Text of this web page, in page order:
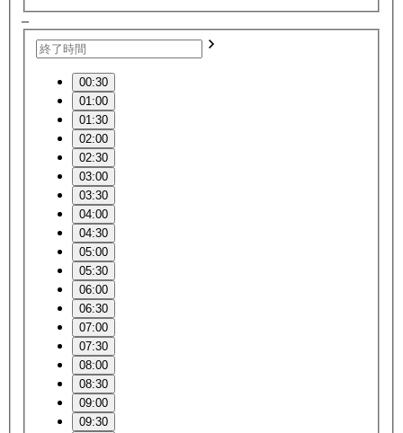
–
00:30
01:00
01:30
02:00
02:30
03:00
03:30
04:00
04:30
05:00
05:30
06:00
06:30
07:00
07:30
08:00
08:30
09:00
09:30